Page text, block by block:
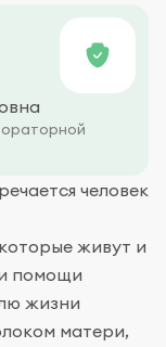
человек
живут и
помощи
жизни
матери,